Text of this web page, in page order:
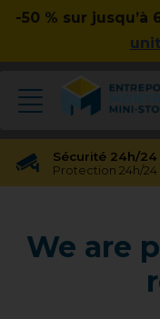
-50 % sur jusqu’à
Sécurité 24h/24
Protection 24h/
Transfert
Vous avez
Pas
We are